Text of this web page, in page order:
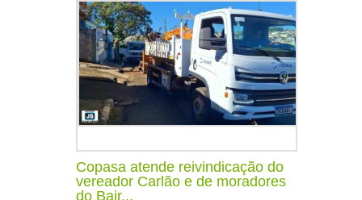
Copasa atende reivindicação do
vereador Carlão e de moradores
do Bair...